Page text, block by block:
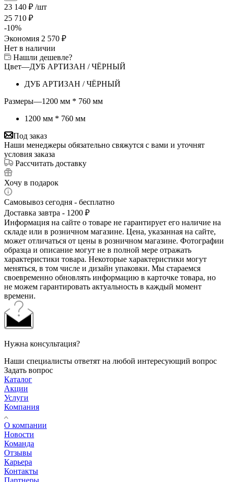
23 140 ₽ /шт
25 710 ₽
-10%
Экономия 2 570 ₽
Нет в наличии
Нашли дешевле?
Цвет—ДУБ АРТИЗАН / ЧЁРНЫЙ
ДУБ АРТИЗАН / ЧЁРНЫЙ
Размеры—1200 мм * 760 мм
1200 мм * 760 мм
Под заказ
Наши менеджеры обязательно свяжутся с вами и уточнят
условия заказа
Рассчитать доставку
Хочу в подарок
Самовывоз сегодня - бесплатно
Доставка завтра - 1200 ₽
Информация на сайте о товаре не гарантирует его наличие на
складе или в розничном магазине. Цена, указанная на сайте,
может отличаться от цены в розничном магазине. Фотографии
образца и описание могут не в полной мере отражать
характеристики товара. Некоторые характеристики могут
меняться, в том числе и дизайн упаковки. Мы стараемся
своевременно обновлять информацию в карточке товара, но
не можем гарантировать актуальность в каждый момент
времени.
Нужна консультация?
Наши специалисты ответят на любой интересующий вопрос
Задать вопрос
Каталог
Акции
Услуги
Компания
О компании
Новости
Команда
Отзывы
Карьера
Контакты
Партнеры